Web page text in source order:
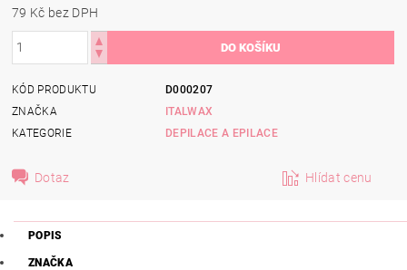
79 Kč bez DPH
KÓD PRODUKTU
D000207
ZNAČKA
ITALWAX
KATEGORIE
DEPILACE A EPILACE
Dotaz Hlídat cenu
POPIS
ZNAČKA